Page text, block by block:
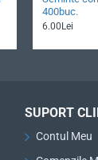
400buc.
6.00Lei
SUPORT
Contul Meu